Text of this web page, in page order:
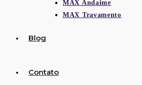
MAX Andaime
MAX Travamento
Blog
Contato